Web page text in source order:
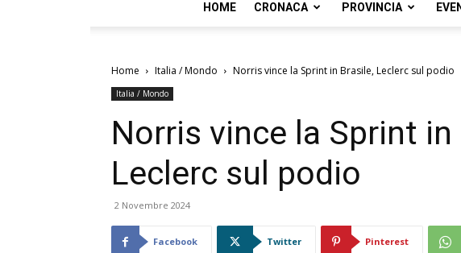
HOME CRONACA PROVINCIA
Home Italia / Mondo Norris vince la Sprint in Brasile, Leclerc sul podio
Italia / Mondo
Norris vince la Sprint in
Leclerc sul podio
2 Novembre 2024
Facebook Twitter Pinterest